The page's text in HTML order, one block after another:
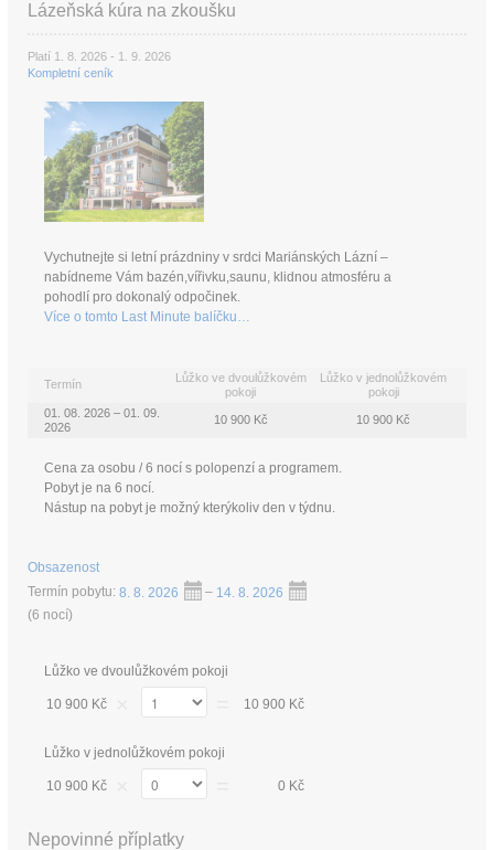
Lázeňská kúra na zkoušku
Platí 1. 8. 2026 - 1. 9. 2026
Kompletní ceník
Vychutnejte si letní prázdniny v srdci Mariánských Lázní –
nabídneme Vám bazén,vířivku,saunu, klidnou atmosféru a
pohodlí pro dokonalý odpočinek.
Více o tomto Last Minute balíčku…
Termín
Lůžko ve dvoulůžkovém
pokoji
Lůžko v jednolůžkovém
pokoji
01. 08. 2026 – 01. 09.
2026
10 900 Kč 10 900 Kč
Cena za osobu / 6 nocí s polopenzí a programem.
Pobyt je na 6 nocí.
Nástup na pobyt je možný kterýkoliv den v týdnu.
Obsazenost
Termín pobytu: 8. 8. 2026 – 14. 8. 2026
(6 nocí)
Lůžko ve dvoulůžkovém pokoji
10 900 Kč 10 900 Kč
Lůžko v jednolůžkovém pokoji
10 900 Kč 0 Kč
Nepovinné příplatky